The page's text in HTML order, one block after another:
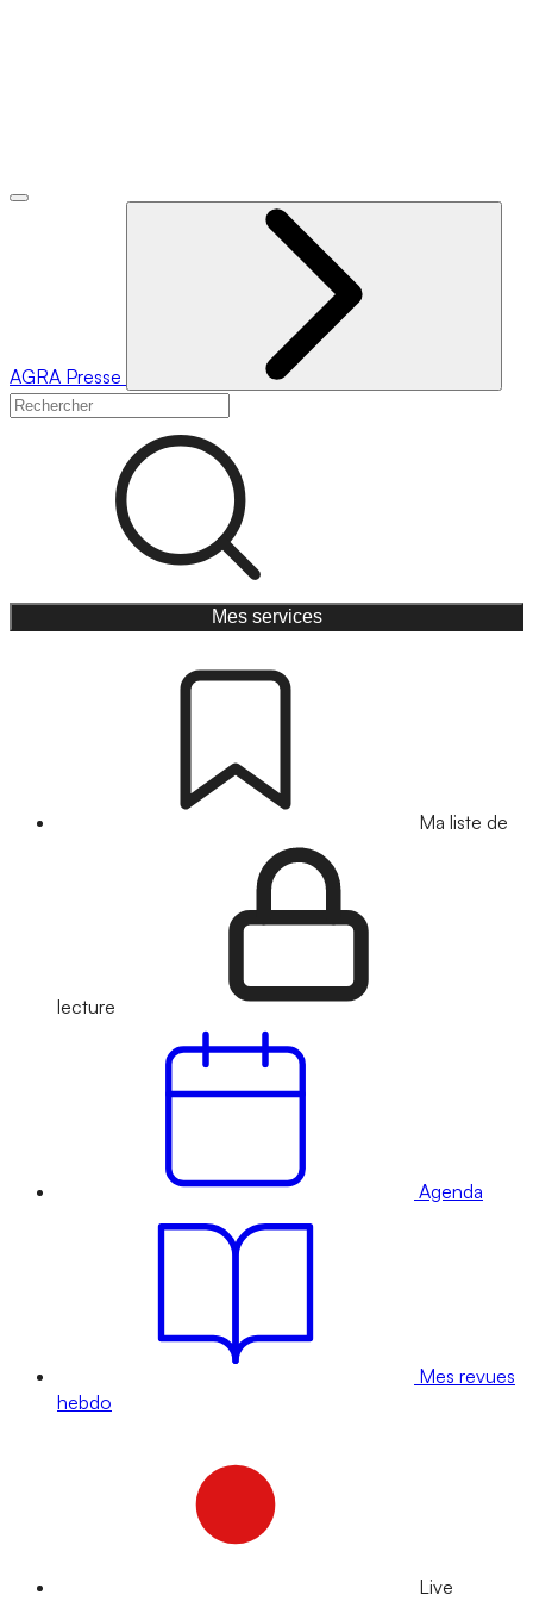
AGRA Presse
Mes services
Ma liste de
lecture
Agenda
Mes revues
hebdo
Live